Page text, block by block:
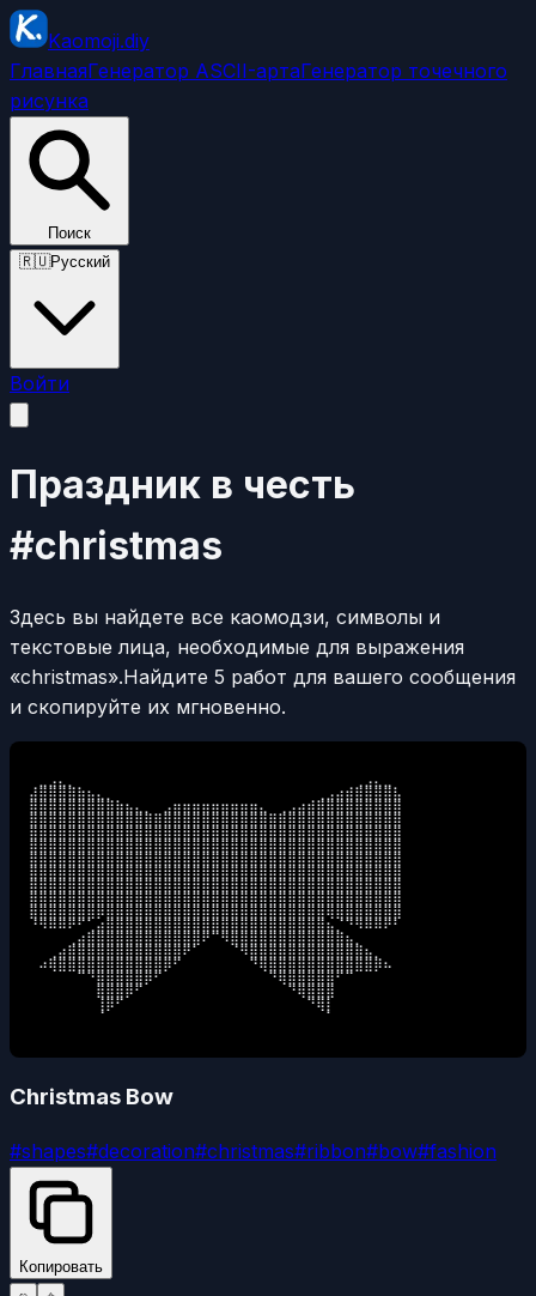
Kaomoji.diy
ГлавнаяГенератор ASCII-артаГенератор точечного
рисунка
Поиск
🇷🇺Русский
Войти
Праздник в честь
#christmas
Здесь вы найдете все каомодзи, символы и
текстовые лица, необходимые для выражения
«christmas».Найдите 5 работ для вашего сообщения
и скопируйте их мгновенно.
⠀⣀⣠⣄⡀⠀⠀⠀⠀⠀⠀⠀⠀⠀⠀⠀⠀⠀⠀⠀⠀⠀⠀⠀⠀⠀⠀⠀⠀⠀⠀⠀⠀⠀⢀⣠⣄⣀⠀
⣼⣿⣿⣿⣿⣷⣦⣄⡀⠀⠀⠀⠀⠀⠀⠀⠀⠀⠀⠀⠀⠀⠀⠀⠀⠀⠀⠀⠀⠀⢀⣠⣴⣾⣿⣿⣿⣿⣧
⣿⣿⣿⣿⣿⣿⣿⣿⣿⣷⣦⣄⡀⠀⣠⣶⣶⣶⣶⣶⣶⣶⣶⣶⣄⠀⢀⣠⣴⣾⣿⣿⣿⣿⣿⣿⣿⣿⣿
⣿⣿⣿⣿⣿⣿⣿⣿⣿⣿⣿⣿⣿⣿⣿⣿⣿⣿⣿⣿⣿⣿⣿⣿⣿⣿⣿⣿⣿⣿⣿⣿⣿⣿⣿⣿⣿⣿⣿
⣿⣿⣿⣿⣿⣿⣿⣿⣿⣿⣿⣿⣿⣿⣿⣿⣿⣿⣿⣿⣿⣿⣿⣿⣿⣿⣿⣿⣿⣿⣿⣿⣿⣿⣿⣿⣿⣿⣿
⣿⣿⣿⣿⣿⣿⣿⣿⣿⣿⣿⣿⣿⣿⣿⣿⣿⣿⣿⣿⣿⣿⣿⣿⣿⣿⣿⣿⣿⣿⣿⣿⣿⣿⣿⣿⣿⣿⣿
⣿⣿⣿⣿⣿⣿⣿⣿⣿⣿⣿⣿⣿⣿⣿⣿⣿⣿⣿⣿⣿⣿⣿⣿⣿⣿⣿⣿⣿⣿⣿⣿⣿⣿⣿⣿⣿⣿⣿
⣿⣿⣿⣿⣿⣿⣿⣿⣿⣿⣿⣿⣿⣿⣿⣿⣿⣿⣿⣿⣿⣿⣿⣿⣿⣿⣿⣿⣿⣿⣿⣿⣿⣿⣿⣿⣿⣿⣿
⣿⣿⣿⣿⣿⣿⣿⣿⣿⣿⣿⣿⣿⣿⣿⣿⣿⣿⣿⣿⣿⣿⣿⣿⣿⣿⣿⣿⣿⣿⣿⣿⣿⣿⣿⣿⣿⣿⣿
⣿⣿⣿⣿⣿⣿⣿⣿⣿⣿⣿⣿⣿⣿⣿⣿⣿⣿⣿⣿⣿⣿⣿⣿⣿⣿⣿⣿⣿⣿⣿⣿⣿⣿⣿⣿⣿⣿⣿
⣿⣿⣿⣿⣿⣿⣿⡿⣿⣿⣿⣿⣿⣿⣿⣿⣿⣿⣿⣿⣿⣿⣿⣿⣿⣿⣿⣿⣿⣿⣿⢿⣿⣿⣿⣿⣿⣿⣿
⠘⠻⠿⠿⠟⠋⢁⣴⣿⣿⣿⣿⣿⣿⣿⣿⣿⣿⣿⣿⣿⣿⣿⣿⣿⣿⣿⣿⣿⣿⣿⣦⡈⠙⠻⠿⠿⠟⠃
⠀⠀⠀⠀⢀⣴⣿⣿⣿⣿⣿⣿⣿⣿⣿⣿⣿⣿⠟⠉⠻⣿⣿⣿⣿⣿⣿⣿⣿⣿⣿⣿⣿⣦⡀⠀⠀⠀⠀
⠀⠀⢀⣴⣿⣿⣿⣿⣿⣿⣿⣿⣿⣿⣿⣿⠟⠁⠀⠀⠀⠈⠻⣿⣿⣿⣿⣿⣿⣿⣿⣿⣿⣿⣿⣦⡀⠀⠀
⠀⠴⢿⣿⣿⣿⣿⣿⣿⣿⣿⣿⣿⣿⡿⠋⠀⠀⠀⠀⠀⠀⠀⠙⢿⣿⣿⣿⣿⣿⣿⣿⣿⣿⣿⣿⡿⠦⠀
⠀⠀⠀⠀⠀⠉⠙⣿⣿⣿⣿⣿⡿⠋⠀⠀⠀⠀⠀⠀⠀⠀⠀⠀⠀⠙⢿⣿⣿⣿⣿⣿⠋⠉⠀⠀⠀⠀⠀
⠀⠀⠀⠀⠀⠀⠀⣿⣿⣿⡿⠋⠀⠀⠀⠀⠀⠀⠀⠀⠀⠀⠀⠀⠀⠀⠀⠙⢿⣿⣿⣿⠀⠀⠀⠀⠀⠀⠀
⠀⠀⠀⠀⠀⠀⠀⢸⡿⠋⠀⠀⠀⠀⠀⠀⠀⠀⠀⠀⠀⠀⠀⠀⠀⠀⠀⠀⠀⠙⢿⡇⠀⠀⠀⠀⠀⠀⠀
⠀⠀⠀⠀⠀⠀⠀⠈⠀⠀⠀⠀⠀⠀⠀⠀⠀⠀⠀⠀⠀⠀⠀⠀⠀⠀⠀⠀⠀⠀⠀⠁⠀⠀⠀⠀⠀⠀⠀
Christmas Bow
#shapes#decoration#christmas#ribbon#bow#fashion
Копировать